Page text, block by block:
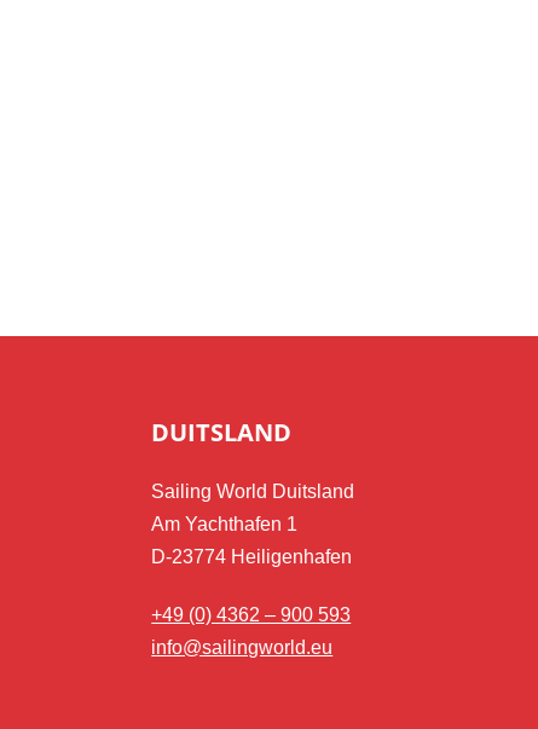
DUITSLAND
Sailing World Duitsland
Am Yachthafen 1
D-23774 Heiligenhafen
+49 (0) 4362 – 900 593
info@sailingworld.eu